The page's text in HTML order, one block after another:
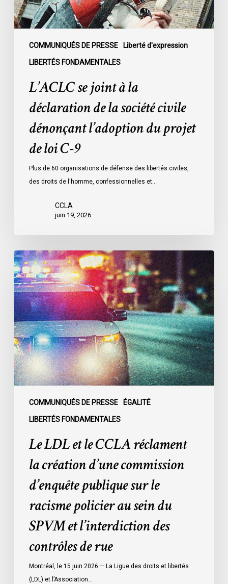
COMMUNIQUÉS DE PRESSE Liberté d'expression
LIBERTÉS FONDAMENTALES
société
civile
l’adoption
L’ACLC se joint à la
déclaration de la société civile
dénonçant l’adoption du projet
de loi C-9
Plus de 60 organisations de défense des libertés civiles,
des droits de l'homme, confessionnelles et…
CCLA
juin 19, 2026
COMMUNIQUÉS DE PRESSE ÉGALITÉ
LIBERTÉS FONDAMENTALES
Le
LDL
et
le
CCLA
réclament
la
création
d’une
commission
publique
racisme
SPVM
contrôles
Le LDL et le CCLA réclament
la création d’une commission
d’enquête publique sur le
racisme policier au sein du
SPVM et l’interdiction des
contrôles de rue
Montréal, le 15 juin 2026 — La Ligue des droits et libertés
(LDL) et l’Association…